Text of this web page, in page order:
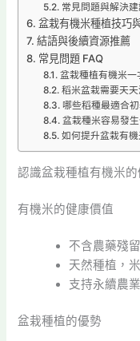
常見問題與解決建
盆栽有機米種植技巧
結語與後續資源推薦
常見問題 FAQ
盆栽種植有機米一
稻米盆栽需要天天
哪些稻種最適合
盆栽種米容易發
如何提升盆栽有機
認識盆栽種植有機米
有機米的健康價值
不含農藥殘
天然種植，
支持永續農
盆栽種植的優勢